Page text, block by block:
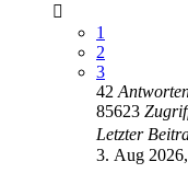
1
2
3
42
85623
Letzter
3. Aug